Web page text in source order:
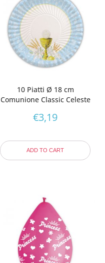
10 Piatti Ø 18 cm
Comunione Classic Celeste
€3,19
ADD TO CART